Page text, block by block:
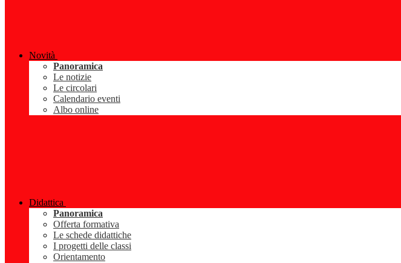
Novità
Panoramica
Le notizie
Le circolari
Calendario eventi
Albo online
Didattica
Panoramica
Offerta formativa
Le schede didattiche
I progetti delle classi
Orientamento